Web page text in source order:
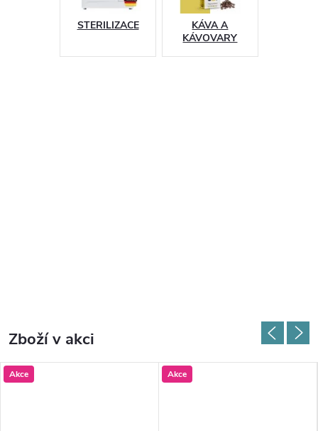
STERILIZACE
KÁVA A
KÁVOVARY
Zboží v akci
Akce Akce